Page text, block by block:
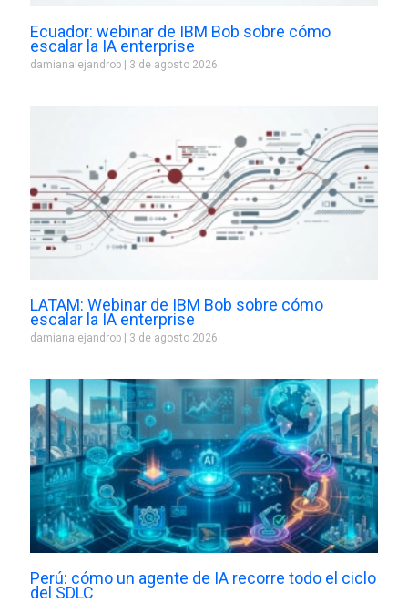
Ecuador: webinar de IBM Bob sobre cómo
escalar la IA enterprise
damianalejandrob 3 de agosto 2026
LATAM: Webinar de IBM Bob sobre cómo
escalar la IA enterprise
damianalejandrob 3 de agosto 2026
Perú: cómo un agente de IA recorre todo el ciclo
del SDLC